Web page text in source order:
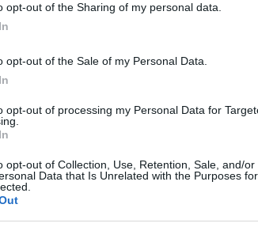
opt-out of the Sharing of my personal data.
opt-out of the Sale of my Personal Data.
opt-out of processing my Personal Data for
opt-out of Collection, Use, Retention, Sale, and/or
Data that Is Unrelated with the Purposes
nem csak a Majálison elfogyasztott söré
nem véletlen, hogy hasonló
lássuk hát, mit igyanak Pünkösd havának